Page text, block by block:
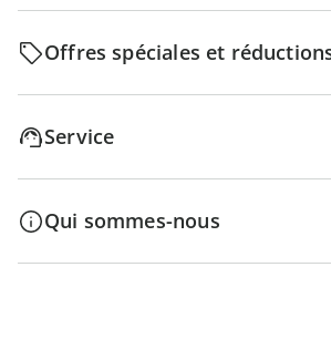
Offres spéciales et
Service
Qui sommes-nous